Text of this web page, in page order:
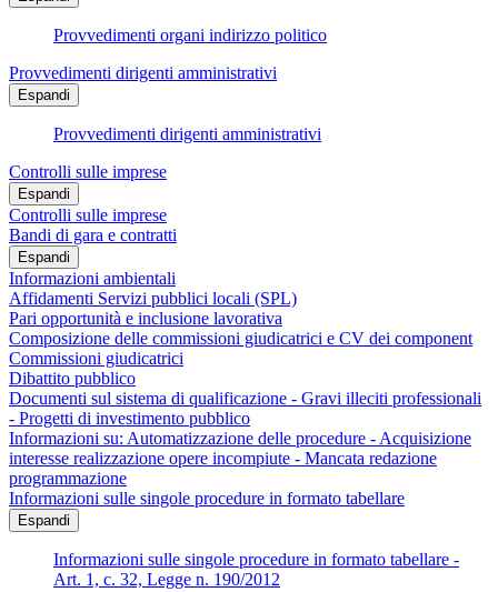
Provvedimenti organi indirizzo politico
Provvedimenti dirigenti amministrativi
Espandi
Provvedimenti dirigenti amministrativi
Controlli sulle imprese
Espandi
Controlli sulle imprese
Bandi di gara e contratti
Espandi
Informazioni ambientali
Affidamenti Servizi pubblici locali (SPL)
Pari opportunità e inclusione lavorativa
Composizione delle commissioni giudicatrici e CV dei component
Commissioni giudicatrici
Dibattito pubblico
Documenti sul sistema di qualificazione - Gravi illeciti professionali
- Progetti di investimento pubblico
Informazioni su: Automatizzazione delle procedure - Acquisizione
interesse realizzazione opere incompiute - Mancata redazione
programmazione
Informazioni sulle singole procedure in formato tabellare
Espandi
Informazioni sulle singole procedure in formato tabellare -
Art. 1, c. 32, Legge n. 190/2012